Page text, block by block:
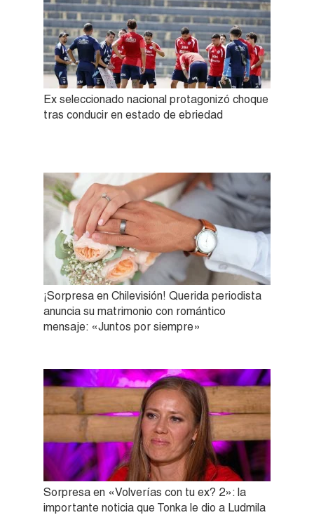
Ex seleccionado nacional protagonizó choque
tras conducir en estado de ebriedad
¡Sorpresa en Chilevisión! Querida periodista
anuncia su matrimonio con romántico
mensaje: «Juntos por siempre»
Sorpresa en «Volverías con tu ex? 2»: la
importante noticia que Tonka le dio a Ludmila